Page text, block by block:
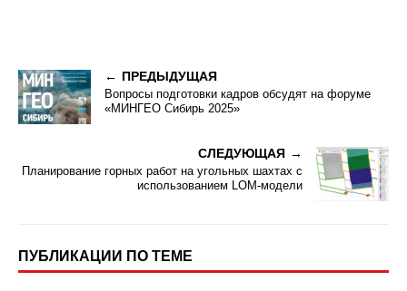
ПРЕДЫДУЩАЯ
Вопросы подготовки кадров обсудят на форуме
«МИНГЕО Сибирь 2025»
СЛЕДУЮЩАЯ
Планирование горных работ на угольных шахтах с
использованием LOM-модели
ПУБЛИКАЦИИ ПО ТЕМЕ